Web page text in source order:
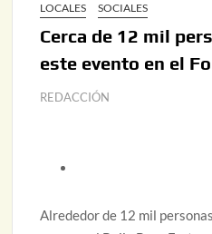
LOCALES SOCIALES
Cerca de 12 mil
este evento en el
REDACCIÓN
Alrededor de 12 mil